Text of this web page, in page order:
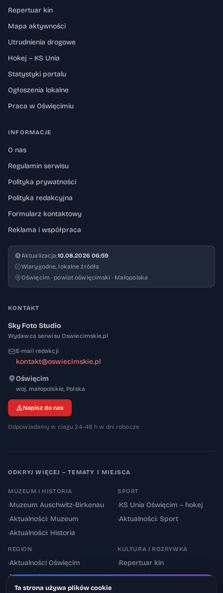
Repertuar kin
Mapa aktywności
Utrudnienia drogowe
Hokej – KS Unia
Statystyki portalu
Ogłoszenia lokalne
Praca w Oświęcimiu
INFORMACJE
O nas
Regulamin serwisu
Polityka prywatności
Polityka redakcyjna
Formularz kontaktowy
Reklama i współpraca
Aktualizacja:10.08.2026 06:59
Wiarygodne, lokalne źródła
Oświęcim · powiat oświęcimski · Małopolska
KONTAKT
Sky Foto Studio
Wydawca serwisu Oswiecimskie.pl
E-mail redakcji
kontakt@oswiecimskie.pl
Oświęcim
woj. małopolskie, 32-600
Polska
Napisz do nas
Odpowiadamy w ciągu 24–48 h w dni robocze
ODKRYJ WIĘCEJ – TEMATY I MIEJSCA
MUZEUM I HISTORIA
›Muzeum Auschwitz-Birkenau
›Aktualności: Muzeum
›Aktualności: Historia
SPORT
›KS Unia Oświęcim – hokej
›Aktualności: Sport
REGION
›Aktualności Oświęcim
›Powiat oświęcimski
Utrudnienia drogowe
KULTURA I ROZRYWKA
›Repertuar kin
›Aktualności: Kultura
Ta strona używa plików cookie